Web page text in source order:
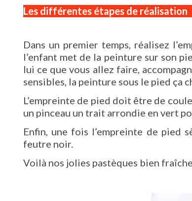
Les différentes étapes de réalisation
Dans un premier temps, réalisez
l’enfant met de la peinture sur son
lui ce que vous allez faire,
sensibles, la peinture sous le pied ça
L’empreinte de pied doit être de
un pinceau un trait arrondie en vert
Enfin, une fois l’empreinte de pied
feutre noir.
Voilà nos jolies pastèques bien